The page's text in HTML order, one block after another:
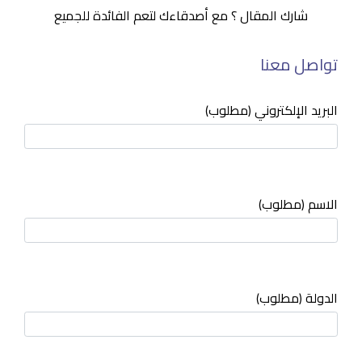
شارك المقال ؟ مع أصدقاءك لتعم الفائدة للجميع
تواصل معنا
البريد الإلكتروني (مطلوب)
الاسم (مطلوب)
الدولة (مطلوب)